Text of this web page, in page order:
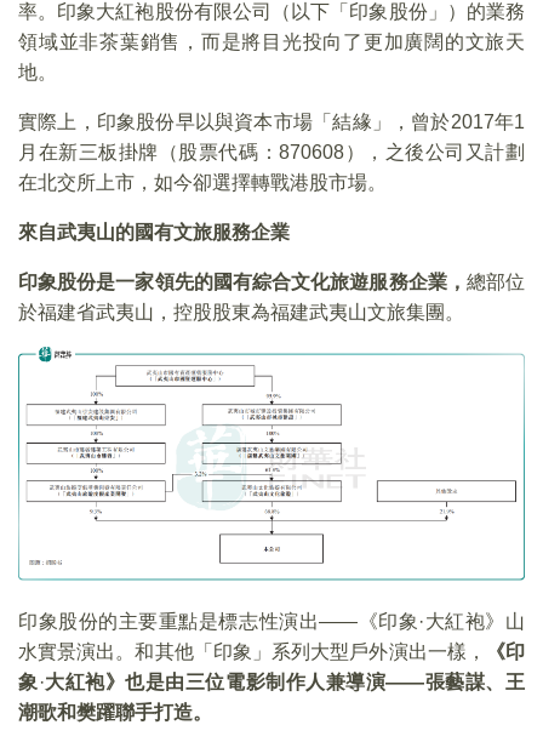
率。印象大紅袍股份有限公司（以下「印象股份」）的業務
領域並非茶葉銷售，而是將目光投向了更加廣闊的文旅天
地。
實際上，印象股份早以與資本市場「結緣」，曾於2017年1
月在新三板掛牌（股票代碼：870608），之後公司又計劃
在北交所上市，如今卻選擇轉戰港股市場。
來自武夷山的國有文旅服務企業
印象股份是一家領先的國有綜合文化旅遊服務企業， 總部位
於福建省武夷山，控股股東為福建武夷山文旅集團。
印象股份的主要重點是標志性演出——《印象·大紅袍》山
水實景演出。和其他「印象」系列大型戶外演出一樣，
《印
象 ·大紅袍》也是由三位電影制作人兼導演——張藝謀、王
潮歌和樊躍聯手打造。